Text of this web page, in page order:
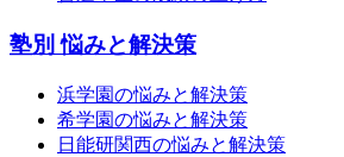
塾別 悩みと解決策
浜学園の悩みと解決策
希学園の悩みと解決策
日能研関西の悩みと解決策